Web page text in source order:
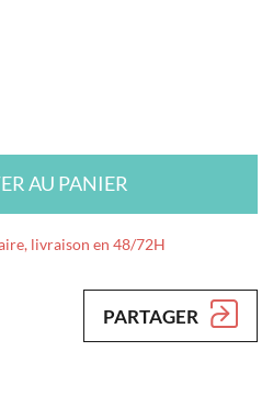
AU PANIER
livraison en 48/72H
PARTAGER